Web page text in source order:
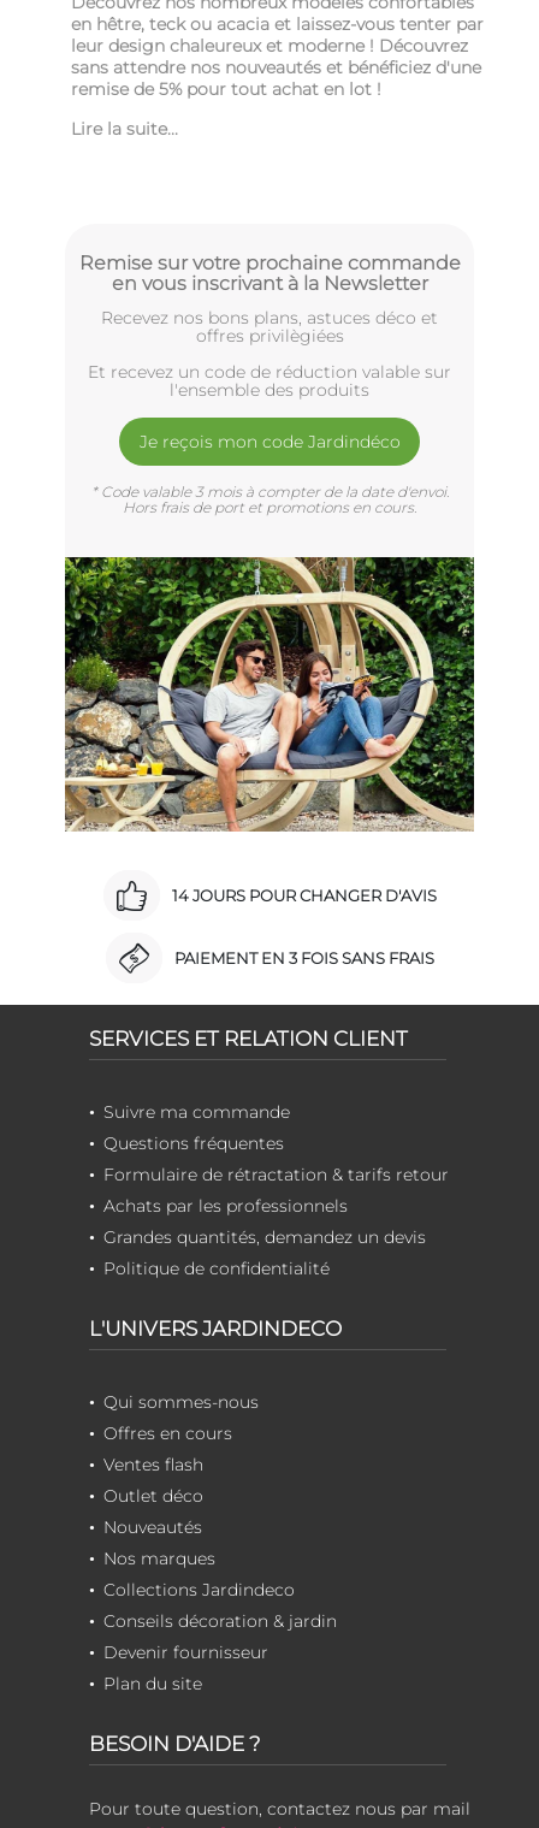
en hêtre, teck ou acacia et laissez-vous tenter par
leur design chaleureux et moderne ! Découvrez
sans attendre nos nouveautés et bénéficiez d'une
remise de 5% pour tout achat en lot !
Lire la suite...
Remise sur votre prochaine commande
en vous inscrivant à la Newsletter
Recevez nos bons plans, astuces déco et
offres privilègiées
Et recevez un code de réduction valable sur
l'ensemble des produits
Je reçois mon code Jardindéco
* Code valable 3 mois à compter de la date d'envoi.
Hors frais de port et promotions en cours.
14 JOURS POUR CHANGER D'AVIS
PAIEMENT EN 3 FOIS SANS FRAIS
SERVICES ET RELATION CLIENT
Suivre ma commande
Questions fréquentes
Formulaire de rétractation & tarifs retour
Achats par les professionnels
Grandes quantités, demandez un devis
Politique de confidentialité
L'UNIVERS JARDINDECO
Qui sommes-nous
Offres en cours
Ventes flash
Outlet déco
Nouveautés
Nos marques
Collections Jardindeco
Conseils décoration & jardin
Devenir fournisseur
Plan du site
BESOIN D'AIDE ?
Pour toute question, contactez nous par mail